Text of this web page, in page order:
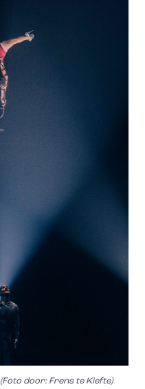
(Foto door: Frens te Kiefte)